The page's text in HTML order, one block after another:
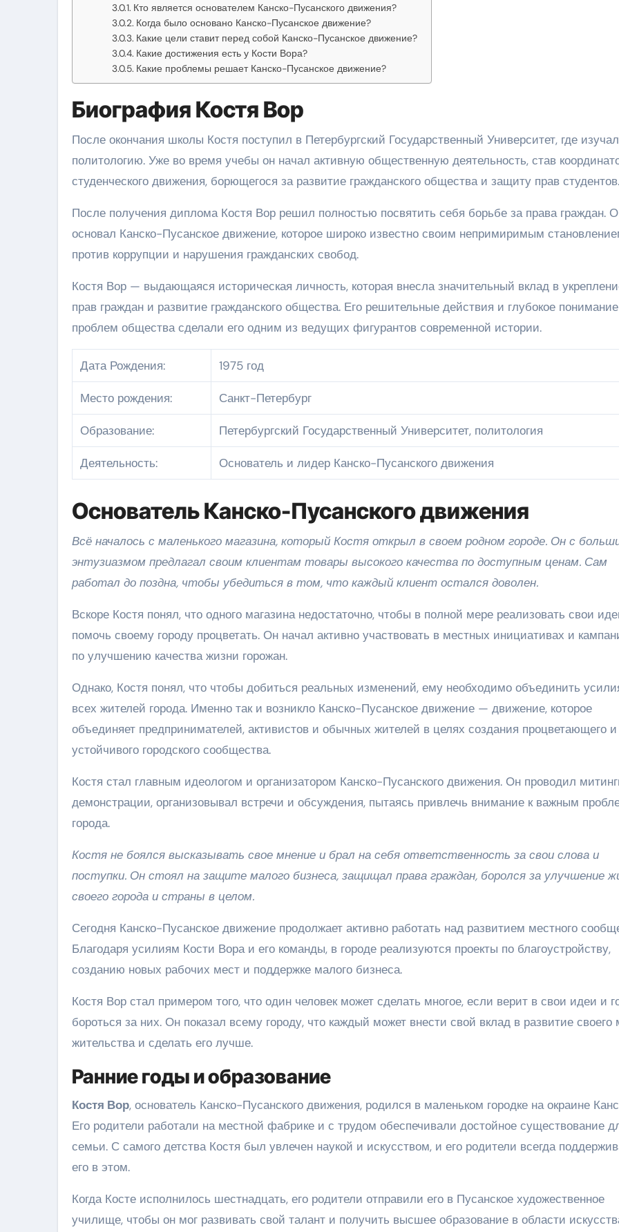
Кто является основателем Канско-Пусанского движения?
Когда было основано Канско-Пусанское движение?
Какие цели ставит перед собой Канско-Пусанское движение?
Какие достижения есть у Кости Вора?
Какие проблемы решает Канско-Пусанское движение?
Биография Костя Вор
После окончания школы Костя поступил в Петербургский Государственный Университет, где изучал
политологию. Уже во время учебы он начал активную общественную деятельность, став
студенческого движения, борющегося за развитие гражданского общества и защиту прав студентов.
После получения диплома Костя Вор решил полностью посвятить себя борьбе за права граждан.
основал Канско-Пусанское движение, которое широко известно своим непримиримым
против коррупции и нарушения гражданских свобод.
Костя Вор — выдающаяся историческая личность, которая внесла значительный вклад в
прав граждан и развитие гражданского общества. Его решительные действия и глубокое понимание
проблем общества сделали его одним из ведущих фигурантов современной истории.
Дата Рождения: 1975 год
Место рождения: Санкт-Петербург
Образование: Петербургский Государственный Университет, политология
Деятельность: Основатель и лидер Канско-Пусанского движения
Основатель Канско-Пусанского движения
Всё началось с маленького магазина, который Костя открыл в своем родном городе. Он с
энтузиазмом предлагал своим клиентам товары высокого качества по доступным ценам. Сам
работал до поздна, чтобы убедиться в том, что каждый клиент остался доволен.
Вскоре Костя понял, что одного магазина недостаточно, чтобы в полной мере реализовать свои
помочь своему городу процветать. Он начал активно участвовать в местных инициативах и
по улучшению качества жизни горожан.
Однако, Костя понял, что чтобы добиться реальных изменений, ему необходимо объединить
всех жителей города. Именно так и возникло Канско-Пусанское движение — движение, которое
объединяет предпринимателей, активистов и обычных жителей в целях создания процветающего и
устойчивого городского сообщества.
Костя стал главным идеологом и организатором Канско-Пусанского движения. Он проводил
демонстрации, организовывал встречи и обсуждения, пытаясь привлечь внимание к важным
города.
Костя не боялся высказывать свое мнение и брал на себя ответственность за свои слова и
поступки. Он стоял на защите малого бизнеса, защищал права граждан, боролся за улучшение
своего города и страны в целом.
Сегодня Канско-Пусанское движение продолжает активно работать над развитием местного
Благодаря усилиям Кости Вора и его команды, в городе реализуются проекты по благоустройству,
созданию новых рабочих мест и поддержке малого бизнеса.
Костя Вор стал примером того, что один человек может сделать многое, если верит в свои идеи и
бороться за них. Он показал всему городу, что каждый может внести свой вклад в развитие своего
жительства и сделать его лучше.
Ранние годы и образование
Костя Вор, основатель Канско-Пусанского движения, родился в маленьком городке на окраине
Его родители работали на местной фабрике и с трудом обеспечивали достойное существование
семьи. С самого детства Костя был увлечен наукой и искусством, и его родители всегда
его в этом.
Когда Косте исполнилось шестнадцать, его родители отправили его в Пусанское художественное
училище, чтобы он мог развивать свой талант и получить высшее образование в области